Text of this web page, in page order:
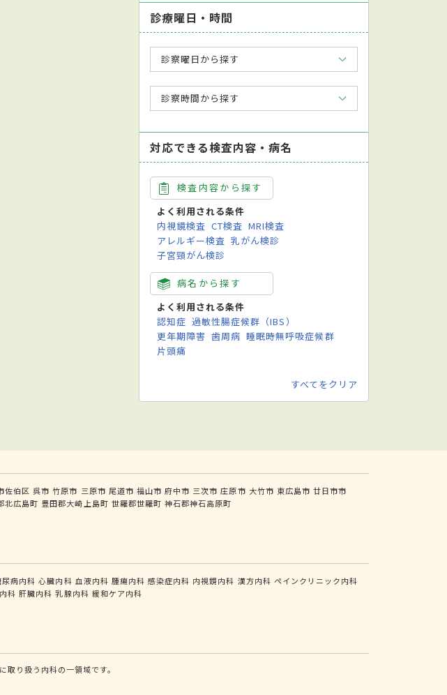
診療曜日・時間
診察曜日から探す
診察時間から探す
対応できる検査内容・病名
検査内容から探す
よく利用される条件
内視鏡検査 CT検査 MRI検査
アレルギー検査 乳がん検診
子宮頸がん検診
病名から探す
よく利用される条件
認知症 過敏性腸症候群（IBS）
更年期障害 歯周病 睡眠時無呼吸症候群
片頭痛
すべてをクリア
佐伯区 呉市 竹原市 三原市 尾道市 福山市 府中市 三次市 庄原市 大竹市 東広島市 廿日市市
北広島町 豊田郡大崎上島町 世羅郡世羅町 神石郡神石高原町
尿病内科 心臓内科 血液内科 腫瘍内科 感染症内科 内視鏡内科 漢方内科 ペインクリニック内科
科 肝臓内科 乳腺内科 緩和ケア内科
り扱う内科の一領域です。